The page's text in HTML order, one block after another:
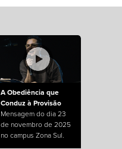
A Obediência que
Conduz à Provisão
Mensagem do dia 23
de novembro de 2025
no campus Zona Sul.